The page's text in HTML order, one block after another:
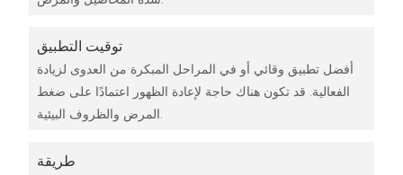
توقيت التطبيق
أفضل تطبيق وقائي أو في المراحل المبكرة من العدوى لزيادة
الفعالية. قد تكون هناك حاجة لإعادة الظهور اعتمادًا على ضغط
المرض والظروف البيئية.
طريقة